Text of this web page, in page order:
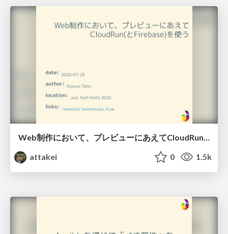
Web制作において、プレビューにあえてCloudRun(とFirebase)を使う / Using Cloud Run (and Firebase) as preview environment of HTML in web development
attakei
0 1.5k